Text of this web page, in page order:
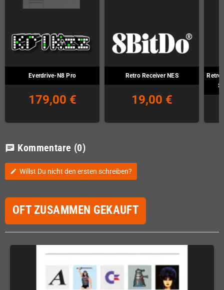
Everdrive-N8 Pro
179,00 €
Retro Receiver NES
19,00 €
chat Kommentare (0)
edit Willst Du nicht den ersten schreiben?
OFT ZUSAMMEN GEKAUFT